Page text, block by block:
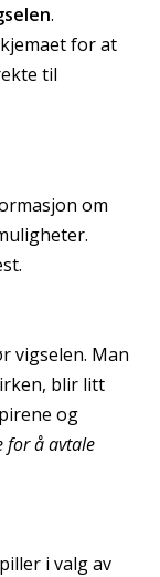
.
for at
til
om
vigselen. Man
blir litt
og
for å avtale
i valg av